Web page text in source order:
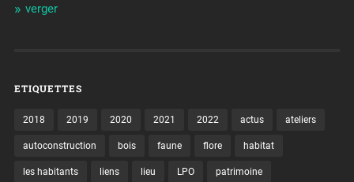
verger
ETIQUETTES
2018 2019 2020 2021 2022 actus ateliers
autoconstruction bois faune flore habitat
les habitants liens lieu LPO patrimoine